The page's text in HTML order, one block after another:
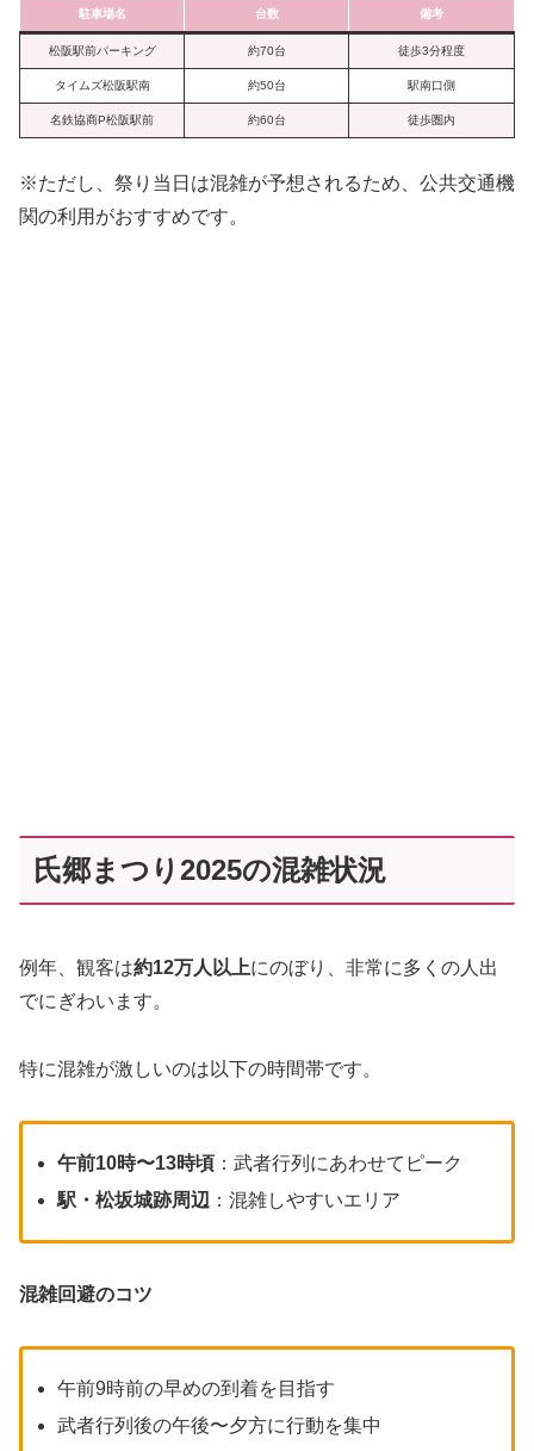
駐車場名 台数 備考
松阪駅前パーキング 約70台 徒歩3分程度
タイムズ松阪駅南 約50台 駅南口側
名鉄協商P松阪駅前 約60台 徒歩圏内
※ただし、祭り当日は混雑が予想されるため、公共交通機
関の利用がおすすめです。
氏郷まつり2025の混雑状況
例年、観客は約12万人以上にのぼり、非常に多くの人出
でにぎわいます。
特に混雑が激しいのは以下の時間帯です。
午前10時〜13時頃 ：武者行列にあわせてピーク
駅・松坂城跡周辺 ：混雑しやすいエリア
混雑回避のコツ
午前9時前の早めの到着を目指す
武者行列後の午後〜夕方に行動を集中